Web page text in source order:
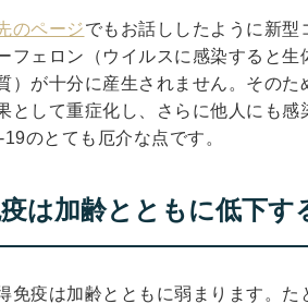
のページでもお話ししたように新
フェロン（ウイルスに感染すると
）が十分に産生されません。その
として重症化し、さらに他人にも
のとても厄介な点です。
は加齢とともに低下す
免疫は加齢とともに弱まります。